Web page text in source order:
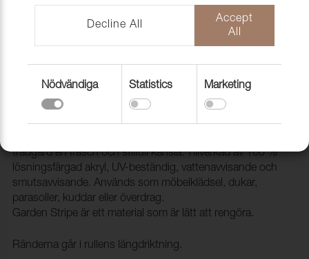
Tyg Garden Stripe 01448 Stone grey
1010407
trädgård en fräsch och stilfull känsla. Tillverkad av 100 %
lösningsfärgad akryl, UV-beständig, vattenavvisande och
smutsavvisande. Används som möbelklädsel, dukar,
parasoller, kuddar eller överdrag.
Garden Stripe är ett material som är lätt att rengöra.
Ränderna går i rullens längdriktning.
Decline All
Accept
All
Nödvändiga Statistics Marketing